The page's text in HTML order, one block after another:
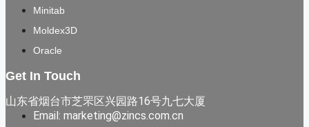
Minitab
Moldex3D
Oracle
Get In Touch
山东省烟台市芝罘区兴园路16号九七大厦
Email: marketing@zincs.com.cn